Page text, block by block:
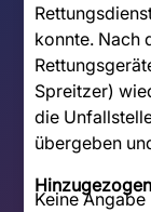
konnte. Nach
Spreitzer)
die
übergeben
Keine Angabe